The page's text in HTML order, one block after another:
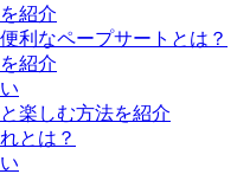
紹介
利なペープサートとは？
紹介
楽しむ方法を紹介
とは？